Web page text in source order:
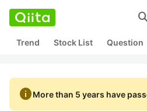
Trend Stock List Question
infoMore than 5 years have